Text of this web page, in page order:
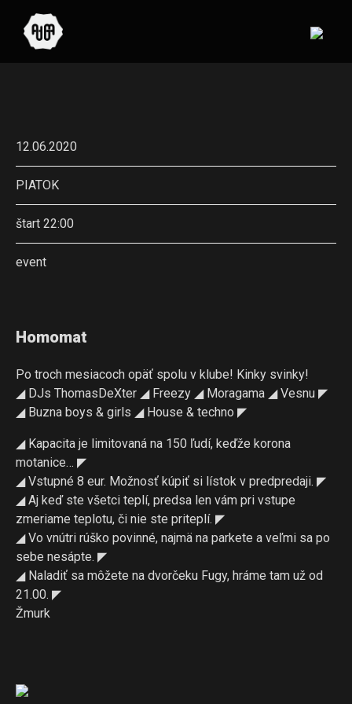
12.06.2020
PIATOK
štart 22:00
event
Homomat
Po troch mesiacoch opäť spolu v klube! Kinky svinky!
◢ DJs ThomasDeXter ◢ Freezy ◢ Moragama ◢ Vesnu ◤
◢ Buzna boys & girls ◢ House & techno ◤
◢ Kapacita je limitovaná na 150 ľudí, keďže korona
motanice… ◤
◢ Vstupné 8 eur. Možnosť kúpiť si lístok v predpredaji. ◤
◢ Aj keď ste všetci teplí, predsa len vám pri vstupe
zmeriame teplotu, či nie ste priteplí. ◤
◢ Vo vnútri rúško povinné, najmä na parkete a veľmi sa po
sebe nesápte. ◤
◢ Naladiť sa môžete na dvorčeku Fugy, hráme tam už od
21.00. ◤
Žmurk